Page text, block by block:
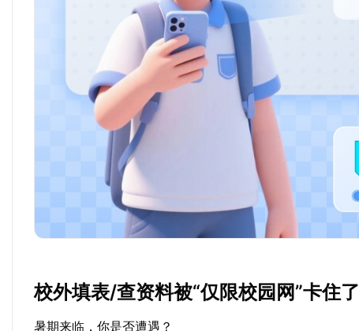
校外填表/查资料被“仅限校园网”卡住了
暑期来临，你是否遭遇？